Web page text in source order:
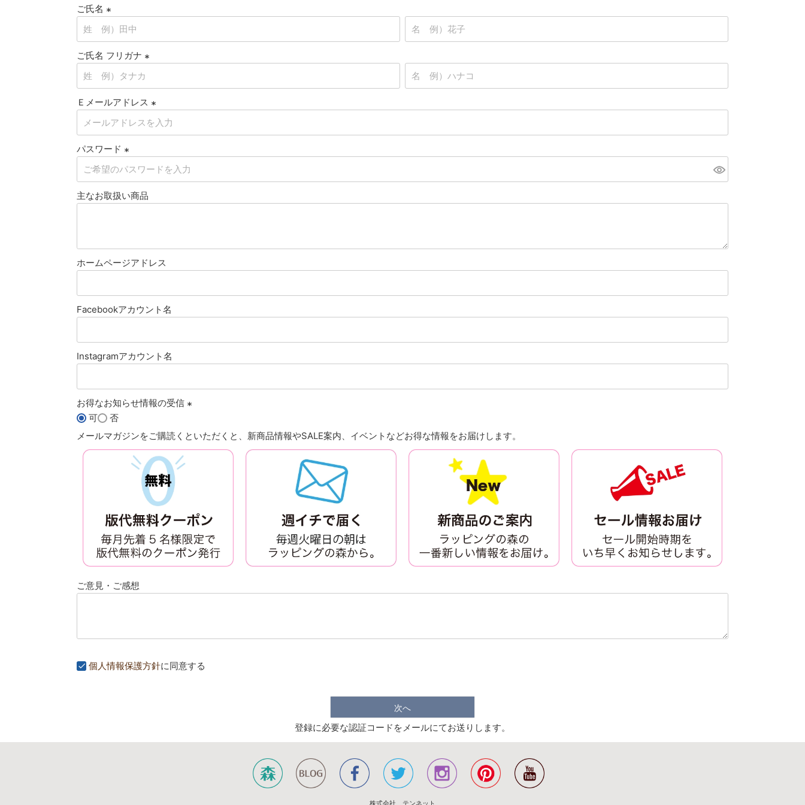
ご氏名
(
必
須
)
ご氏名 フリガナ
(
必
須
Ｅメールアドレス
(
必
)
パスワード
(
必
須
主なお取扱い商品
ホームページアドレス
Facebookアカウント名
Instagramアカウント名
お得なお知らせ情報の受信
必
須
可
否
メールマガジンをご購読くといただくと、新商品情報やSALE案内、イベントなどお得な情報をお届けします。
ご意見・ご感想
個人情報保護方針に同意する
次へ
登録に必要な認証コードをメールにてお送りします。